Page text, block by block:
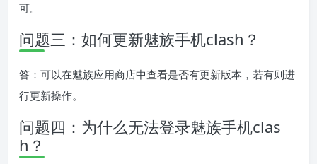
可。
问题三：如何更新魅族手机clash？
答：可以在魅族应用商店中查看是否有更新版本，若有则进
行更新操作。
问题四：为什么无法登录魅族手机clas
h？